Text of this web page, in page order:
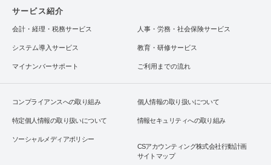
サービス紹介
会計・経理・税務サービス 人事・労務・社会保険サービス
システム導入サービス 教育・研修サービス
マイナンバーサポート ご利用までの流れ
コンプライアンスへの取り組み 個人情報の取り扱いについて
特定個人情報の取り扱いについて 情報セキュリティへの取り組み
ソーシャルメディアポリシー
CSアカウンティング株式会社行動計画
サイトマップ